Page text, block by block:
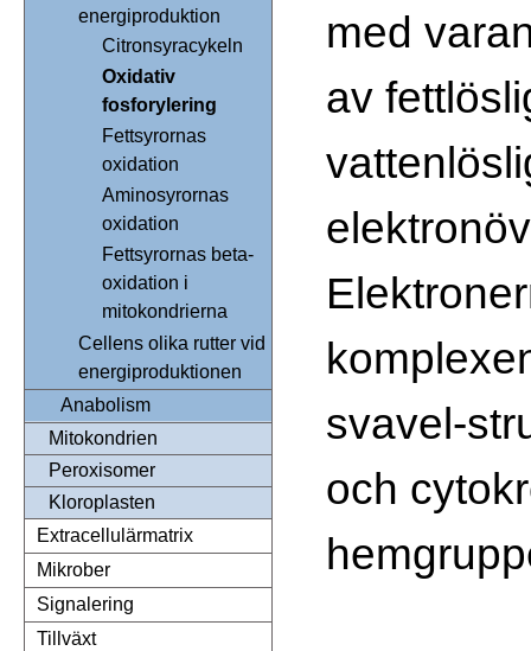
energiproduktion
Citronsyracykeln
Oxidativ
fosforylering
Fettsyrornas
oxidation
Aminosyrornas
oxidation
Fettsyrornas beta-
oxidation i
mitokondrierna
Cellens olika rutter vid
energiproduktionen
Anabolism
Mitokondrien
Peroxisomer
Kloroplasten
Extracellulärmatrix
Mikrober
Signalering
Tillväxt
med
av
svavel-
och